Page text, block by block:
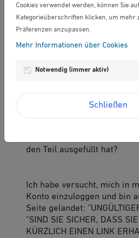
gleichen Seite hängen.
Wie kann ich den ersten Teil
lesen?
Ich habe einen Teilnehmer
den Teil ausgefüllt hat?
Ich habe versucht, mich in
Konto einzuloggen und bin
Seite gelandet:
"SIND SIE SICHER, DASS SIE
KÜRZLICH EINEN LINK
Cookies verwendet werden, können Sie
Kategorieüberschriften klicken, um mehr
Präferenzen anzupassen.
Mehr Informationen über Cookies
Notwendig (immer aktiv)
Schließen